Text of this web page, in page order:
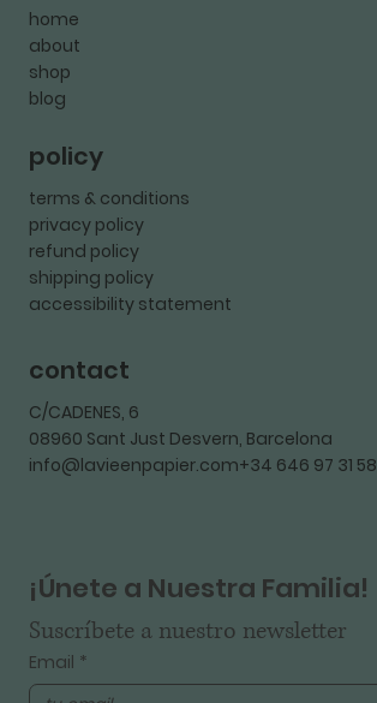
home
about
shop
blog
policy
terms & conditions
privacy policy
refund policy
shipping policy
accessibility statement
contact
C/CADENES, 6
08960 Sant Just Desvern, Barcelona
info@lavieenpapier.com+34 646 97 31 58
¡Únete a Nuestra Familia!
Suscríbete a nuestro newsletter
Email *